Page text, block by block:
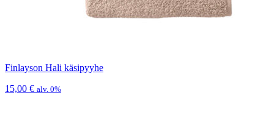
Finlayson Hali käsipyyhe
15,00 € alv. 0%